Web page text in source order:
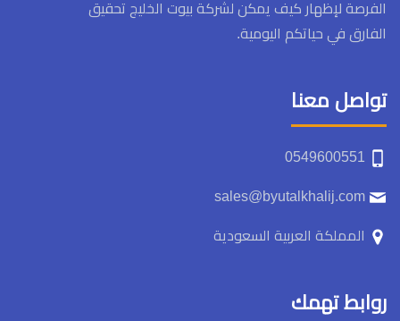
الفرصة لإظهار كيف يمكن لشركة بيوت الخليج تحقيق
الفارق في حياتكم اليومية.
تواصل معنا
المملكة العربية السعودية
روابط تهمك